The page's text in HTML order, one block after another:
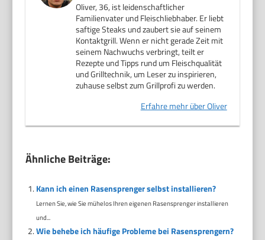
Oliver, 36, ist leidenschaftlicher
Familienvater und Fleischliebhaber. Er liebt
saftige Steaks und zaubert sie auf seinem
Kontaktgrill. Wenn er nicht gerade Zeit mit
seinem Nachwuchs verbringt, teilt er
Rezepte und Tipps rund um Fleischqualität
und Grilltechnik, um Leser zu inspirieren,
zuhause selbst zum Grillprofi zu werden.
Erfahre mehr über Oliver
Ähnliche Beiträge:
Kann ich einen Rasensprenger selbst installieren?
Lernen Sie, wie Sie mühelos Ihren eigenen Rasensprenger installieren
und...
Wie behebe ich häufige Probleme bei Rasensprengern?